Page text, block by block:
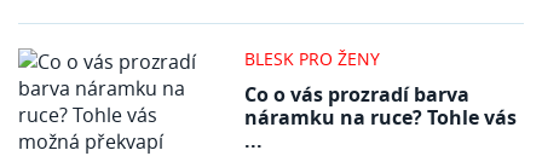
BLESK PRO ŽENY
Co o vás prozradí barva
náramku na ruce? Tohle vás
...